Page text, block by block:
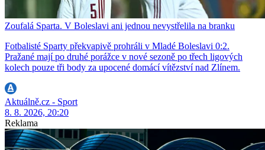
Zoufalá Sparta. V Boleslavi ani jednou nevystřelila na branku
Fotbalisté Sparty překvapivě prohráli v Mladé Boleslavi 0:2.
Pražané mají po druhé porážce v nové sezoně po třech ligových
kolech pouze tři body za upocené domácí vítězství nad Zlínem.
Aktuálně.cz - Sport
8. 8. 2026, 20:20
Reklama